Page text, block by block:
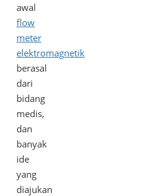
awal
flow
meter
elektromagnetik
berasal
dari
bidang
medis,
dan
banyak
ide
yang
diajukan